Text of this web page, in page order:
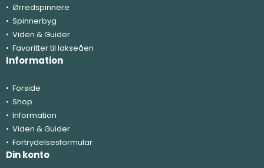
Ørredspinnere
Spinnerbyg
Viden & Guider
Favoritter til lakseåen
Information
Forside
Shop
Information
Viden & Guider
Fortrydelsesformular
Din konto